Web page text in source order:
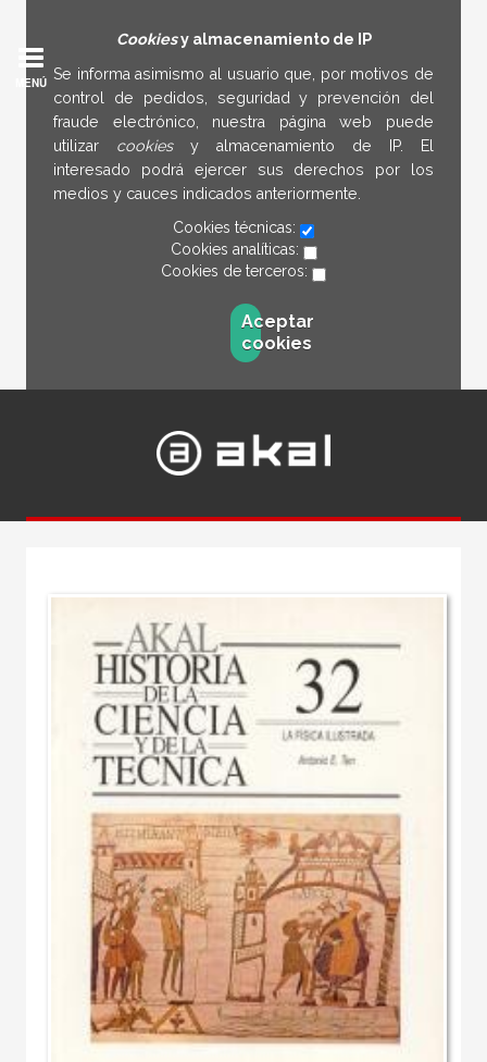
Cookiesy almacenamiento de IP
Se informa asimismo al usuario que, por motivos de
control de pedidos, seguridad y prevención del
fraude electrónico, nuestra página web puede
utilizar cookies y almacenamiento de IP. El
interesado podrá ejercer sus derechos por los
medios y cauces indicados anteriormente.
Cookies técnicas:
Cookies analíticas:
Cookies de terceros:
Aceptar
cookies
MENÚ